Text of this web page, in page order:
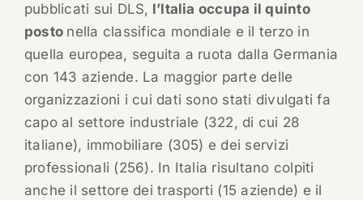
pubblicati sui DLS, l’Italia occupa il quinto
posto nella classifica mondiale e il terzo in
quella europea, seguita a ruota dalla Germania
con 143 aziende. La maggior parte delle
organizzazioni i cui dati sono stati divulgati fa
capo al settore industriale (322, di cui 28
italiane), immobiliare (305) e dei servizi
professionali (256). In Italia risultano colpiti
anche il settore dei trasporti (15 aziende) e il